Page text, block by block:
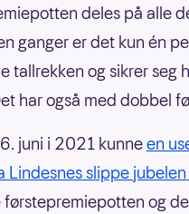
deles på alle
ganger er det kun én
tallrekken og sikrer seg
har også med dobbel
juni i 2021 kunneen
Lindesnes slippe
og